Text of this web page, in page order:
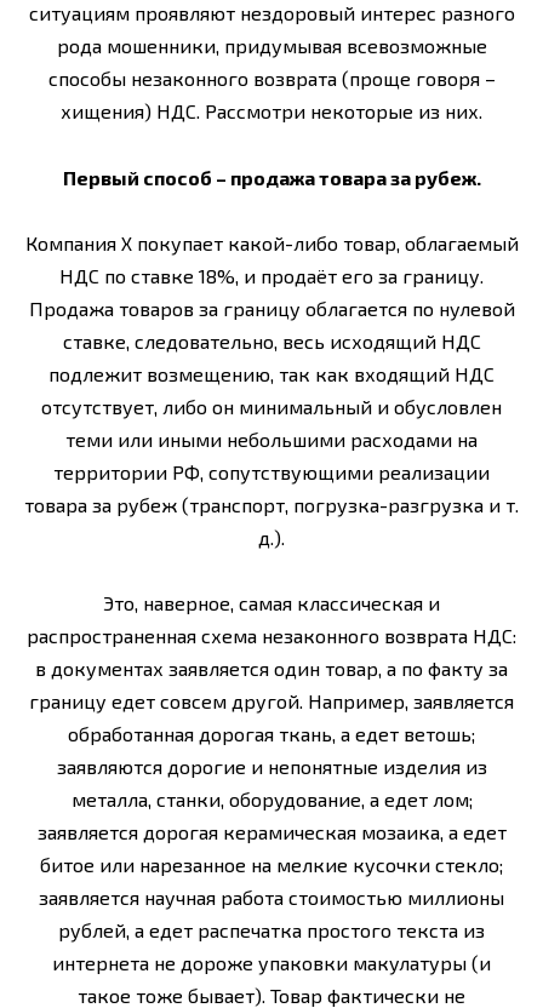
ситуациям проявляют нездоровый интерес разного
рода мошенники, придумывая всевозможные
способы незаконного возврата (проще говоря –
хищения) НДС. Рассмотри некоторые из них.
Первый способ – продажа товара за рубеж.
Компания Х покупает какой-либо товар, облагаемый
НДС по ставке 18%, и продаёт его за границу.
Продажа товаров за границу облагается по нулевой
ставке, следовательно, весь исходящий НДС
подлежит возмещению, так как входящий НДС
отсутствует, либо он минимальный и обусловлен
теми или иными небольшими расходами на
территории РФ, сопутствующими реализации
товара за рубеж (транспорт, погрузка-разгрузка и т.
д.).
Это, наверное, самая классическая и
распространенная схема незаконного возврата НДС:
в документах заявляется один товар, а по факту за
границу едет совсем другой. Например, заявляется
обработанная дорогая ткань, а едет ветошь;
заявляются дорогие и непонятные изделия из
металла, станки, оборудование, а едет лом;
заявляется дорогая керамическая мозаика, а едет
битое или нарезанное на мелкие кусочки стекло;
заявляется научная работа стоимостью миллионы
рублей, а едет распечатка простого текста из
интернета не дороже упаковки макулатуры (и
такое тоже бывает). Товар фактически не